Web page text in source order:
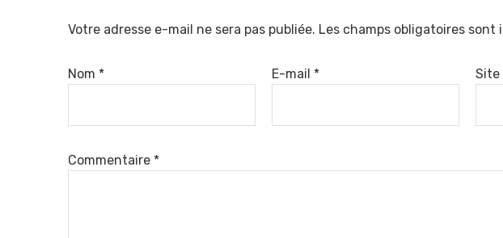
Votre adresse e-mail ne sera pas publiée. Les champs obligatoires sont
Nom * E-mail * Site
Commentaire *